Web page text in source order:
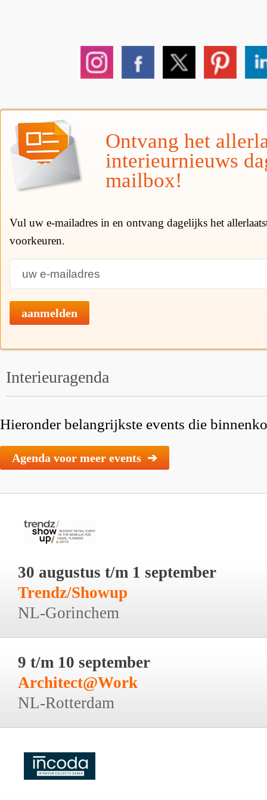
Ontvang het
interieurnieuws
mailbox!
Vul uw e-mailadres in en ontvang dagelijks het
voorkeuren.
aanmelden
Interieuragenda
Hieronder belangrijkste events die
Agenda voor meer events ➔
30 augustus t/m 1 september
Trendz/Showup
NL-Gorinchem
9 t/m 10 september
Architect@Work
NL-Rotterdam